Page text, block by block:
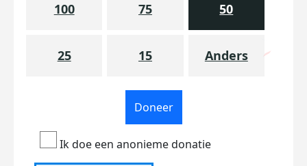
100 75 50
25 15 Anders
Doneer
Ik doe een anonieme donatie